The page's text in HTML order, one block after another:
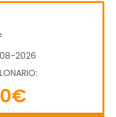
2026